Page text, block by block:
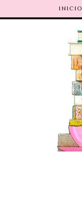
INICIO